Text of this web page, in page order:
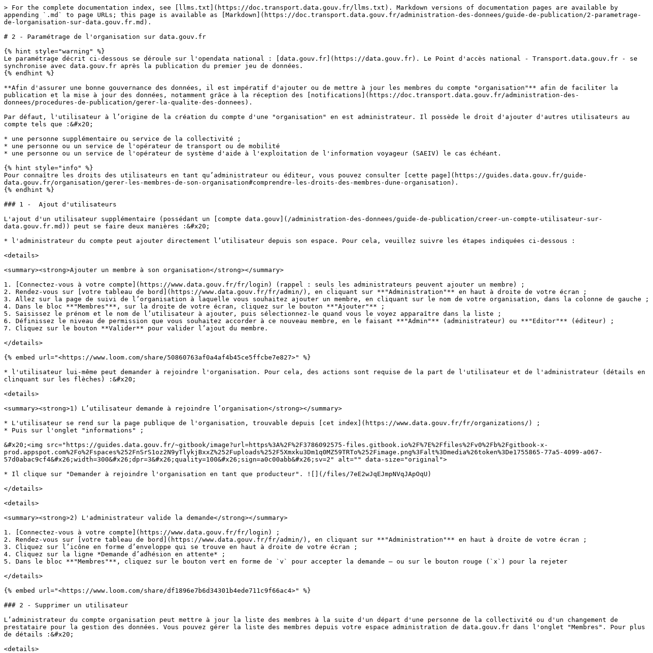
> For the complete documentation index, see [llms.txt](https://doc.transport.data.gouv.fr/llms.txt). Markdown versions of documentation pages are available by
appending `.md` to page URLs; this page is available as [Markdown](https://doc.transport.data.gouv.fr/administration-des-donnees/guide-de-publication/2-parametrage-
de-lorganisation-sur-data.gouv.fr.md).
# 2 - Paramétrage de l'organisation sur data.gouv.fr
{% hint style="warning" %}
Le paramétrage décrit ci-dessous se déroule sur l'opendata national : [data.gouv.fr](https://data.gouv.fr). Le Point d'accès national - Transport.data.gouv.fr - se
synchronise avec data.gouv.fr après la publication du premier jeu de données.
{% endhint %}
**Afin d'assurer une bonne gouvernance des données, il est impératif d'ajouter ou de mettre à jour les membres du compte "organisation"** afin de faciliter la
publication et la mise à jour des données, notamment grâce à la réception des [notifications](https://doc.transport.data.gouv.fr/administration-des-
donnees/procedures-de-publication/gerer-la-qualite-des-donnees).
Par défaut, l'utilisateur à l’origine de la création du compte d'une "organisation" en est administrateur. Il possède le droit d'ajouter d'autres utilisateurs au
compte tels que :&#x20;
* une personne supplémentaire ou service de la collectivité ;
* une personne ou un service de l'opérateur de transport ou de mobilité
* une personne ou un service de l'opérateur de système d'aide à l'exploitation de l'information voyageur (SAEIV) le cas échéant.
{% hint style="info" %}
Pour connaître les droits des utilisateurs en tant qu’administrateur ou éditeur, vous pouvez consulter [cette page](https://guides.data.gouv.fr/guide-
data.gouv.fr/organisation/gerer-les-membres-de-son-organisation#comprendre-les-droits-des-membres-dune-organisation).
{% endhint %}
### 1 -  Ajout d'utilisateurs
L'ajout d'un utilisateur supplémentaire (possédant un [compte data.gouv](/administration-des-donnees/guide-de-publication/creer-un-compte-utilisateur-sur-
data.gouv.fr.md)) peut se faire deux manières :&#x20;
* l'administrateur du compte peut ajouter directement l’utilisateur depuis son espace. Pour cela, veuillez suivre les étapes indiquées ci-dessous :
<details>
<summary><strong>Ajouter un membre à son organisation</strong></summary>
1. [Connectez-vous à votre compte](https://www.data.gouv.fr/fr/login) (rappel : seuls les administrateurs peuvent ajouter un membre) ;
2. Rendez-vous sur [votre tableau de bord](https://www.data.gouv.fr/fr/admin/), en cliquant sur **"Administration"** en haut à droite de votre écran ;
3. Allez sur la page de suivi de l’organisation à laquelle vous souhaitez ajouter un membre, en cliquant sur le nom de votre organisation, dans la colonne de gauche ;
4. Dans le bloc **"Membres"**, sur la droite de votre écran, cliquez sur le bouton **"Ajouter"** ;
5. Saisissez le prénom et le nom de l’utilisateur à ajouter, puis sélectionnez-le quand vous le voyez apparaître dans la liste ;
6. Définissez le niveau de permission que vous souhaitez accorder à ce nouveau membre, en le faisant **"Admin"** (administrateur) ou **"Editor"** (éditeur) ;
7. Cliquez sur le bouton **Valider** pour valider l’ajout du membre.
</details>
{% embed url="<https://www.loom.com/share/50860763af0a4af4b45ce5ffcbe7e827>" %}
* l'utilisateur lui-même peut demander à rejoindre l'organisation. Pour cela, des actions sont requise de la part de l'utilisateur et de l'administrateur (détails en
clinquant sur les flèches) :&#x20;
<details>
<summary><strong>1) L’utilisateur demande à rejoindre l’organisation</strong></summary>
* L'utilisateur se rend sur la page publique de l'organisation, trouvable depuis [cet index](https://www.data.gouv.fr/fr/organizations/) ;
* Puis sur l'onglet "informations" ;
&#x20;<img src="https://guides.data.gouv.fr/~gitbook/image?url=https%3A%2F%2F3786092575-files.gitbook.io%2F%7E%2Ffiles%2Fv0%2Fb%2Fgitbook-x-
prod.appspot.com%2Fo%2Fspaces%252FnSrS1oz2N9yTlykjBxxZ%252Fuploads%252F5Xmxku3Dm1q0MZ59TRTo%252Fimage.png%3Falt%3Dmedia%26token%3De1755865-77a5-4099-a067-
57d0abac9cf4&#x26;width=300&#x26;dpr=3&#x26;quality=100&#x26;sign=a0c00abb&#x26;sv=2" alt="" data-size="original">
* Il clique sur "Demander à rejoindre l'organisation en tant que producteur". ![](/files/7eE2wJqEJmpNVqJApOqU)
</details>
<details>
<summary><strong>2) L'administrateur valide la demande</strong></summary>
1. [Connectez-vous à votre compte](https://www.data.gouv.fr/fr/login) ;
2. Rendez-vous sur [votre tableau de bord](https://www.data.gouv.fr/fr/admin/), en cliquant sur **"Administration"** en haut à droite de votre écran ;
3. Cliquez sur l’icône en forme d’enveloppe qui se trouve en haut à droite de votre écran ;
4. Cliquez sur la ligne *Demande d’adhésion en attente* ;
5. Dans le bloc **"Membres"**, cliquez sur le bouton vert en forme de `v` pour accepter la demande — ou sur le bouton rouge (`x`) pour la rejeter
</details>
{% embed url="<https://www.loom.com/share/df1896e7b6d34301b4ede711c9f66ac4>" %}
### 2 - Supprimer un utilisateur
L’administrateur du compte organisation peut mettre à jour la liste des membres à la suite d'un départ d'une personne de la collectivité ou d'un changement de
prestataire pour la gestion des données. Vous pouvez gérer la liste des membres depuis votre espace administration de data.gouv.fr dans l'onglet "Membres". Pour plus
de détails :&#x20;
<details>